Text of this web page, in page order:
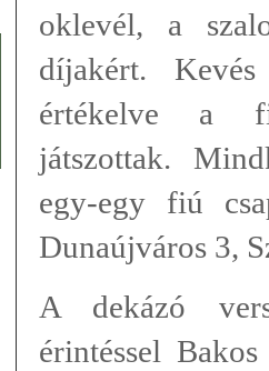
oklevél, a
díjakért.
értékelve a
játszottak.
egy-egy fiú
Dunaújváros 3,
A dekázó
érintéssel